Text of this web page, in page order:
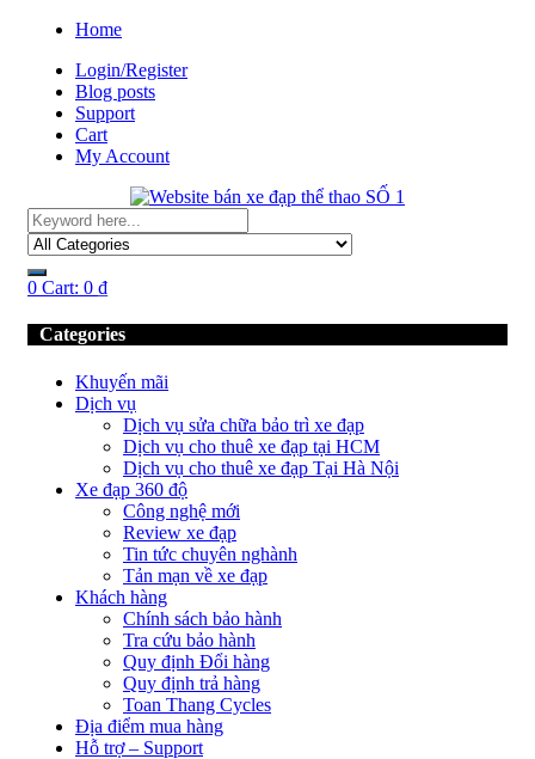
Home
Login/Register
Blog posts
Support
Cart
My Account
0 Cart: 0 ₫
Categories
Khuyến mãi
Dịch vụ
Dịch vụ sửa chữa bảo trì xe đạp
Dịch vụ cho thuê xe đạp tại HCM
Dịch vụ cho thuê xe đạp Tại Hà Nội
Xe đạp 360 độ
Công nghệ mới
Review xe đạp
Tin tức chuyên nghành
Tản mạn về xe đạp
Khách hàng
Chính sách bảo hành
Tra cứu bảo hành
Quy định Đổi hàng
Quy định trả hàng
Toan Thang Cycles
Địa điểm mua hàng
Hỗ trợ – Support